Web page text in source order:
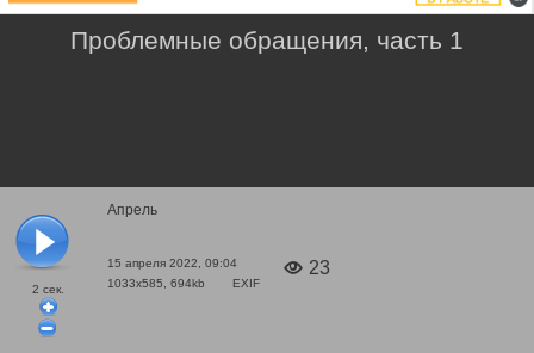
2 сек.
Апрель
15 апреля 2022, 09:04
1033x585, 694kb
EXIF
23
Проблемные обращения, часть 1